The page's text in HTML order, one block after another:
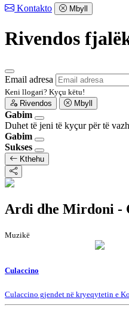
Kontakto Mbyll
Rivendos
Email adresa
Keni llogari? Kyçu këtu!
Rivendos
Mbyll
Gabim
Duhet të jeni të kyçur për të
Gabim
Sukses
Kthehu
Ardi dhe Mirdoni -
Muzikë
Culaccino
Culaccino gjendet në kryeqytetin e